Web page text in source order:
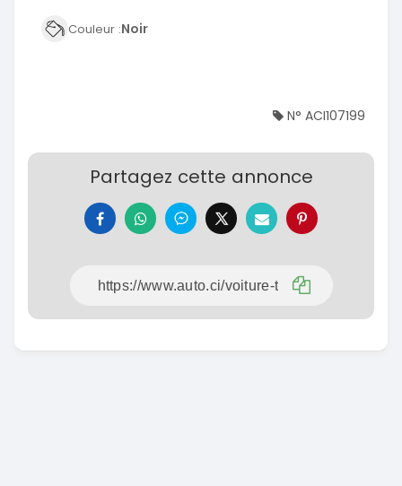
Couleur :Noir
N° ACI107199
Partagez cette annonce